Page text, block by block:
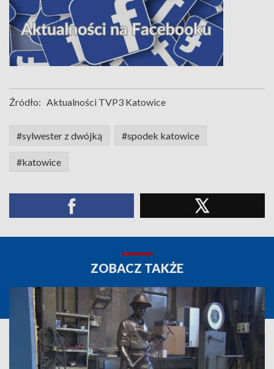
Źródło: Aktualności TVP3 Katowice
#sylwester z dwójką #spodek katowice
#katowice
ZOBACZ TAKŻE